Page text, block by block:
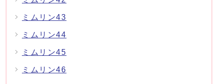
ミムリン43
ミムリン44
ミムリン45
ミムリン46